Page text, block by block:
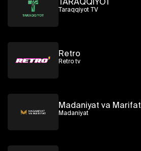
Taraqqiyot TV
Retro
Retro tv
Madaniyat va Marifat
Madaniyat